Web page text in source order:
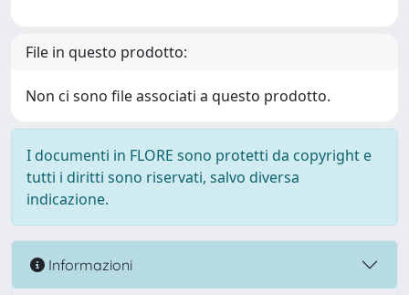
File in questo prodotto:
Non ci sono file associati a questo prodotto.
I documenti in FLORE sono protetti da copyright e
tutti i diritti sono riservati, salvo diversa
indicazione.
Informazioni